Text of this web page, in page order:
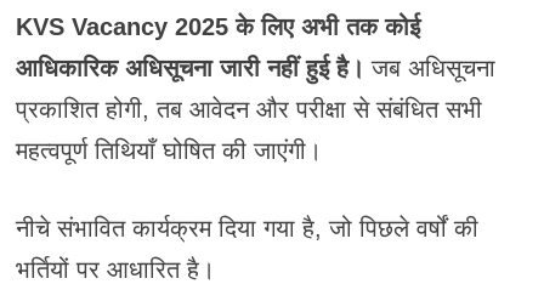
KVS Vacancy 2025 के लिए अभी तक कोई
आधिकारिक अधिसूचना जारी नहीं हुई है। जब अधिसूचना
प्रकाशित होगी, तब आवेदन और परीक्षा से संबंधित सभी
महत्वपूर्ण तिथियाँ घोषित की जाएंगी।
नीचे संभावित कार्यक्रम दिया गया है, जो पिछले वर्षों की
भर्तियों पर आधारित है।